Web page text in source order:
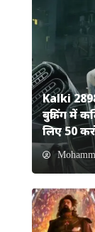
Kalki
बुकिंग में
लिए 50